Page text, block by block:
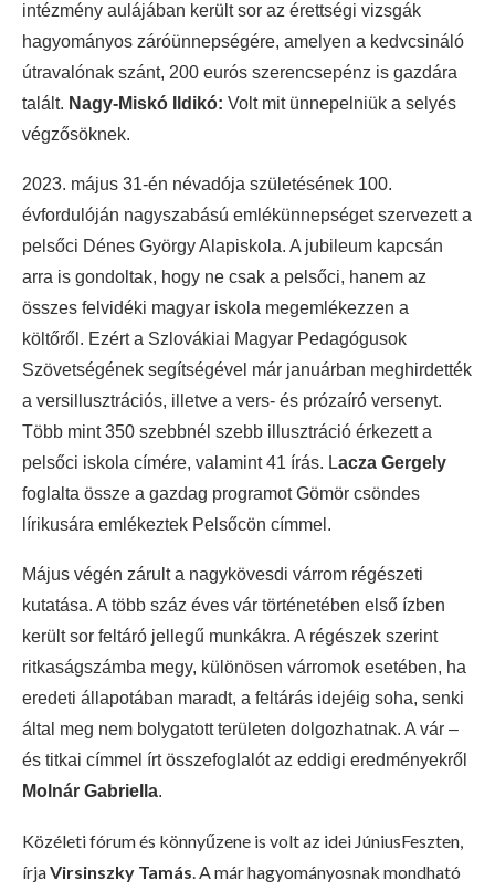
intézmény aulájában került sor az érettségi vizsgák
hagyományos záróünnepségére, amelyen a kedvcsináló
útravalónak szánt, 200 eurós szerencsepénz is gazdára
talált. Nagy-Miskó Ildikó: Volt mit ünnepelniük a selyés
végzősöknek.
2023. május 31-én névadója születésének 100.
évfordulóján nagyszabású emlékünnepséget szervezett a
pelsőci Dénes György Alapiskola. A jubileum kapcsán
arra is gondoltak, hogy ne csak a pelsőci, hanem az
összes felvidéki magyar iskola megemlékezzen a
költőről. Ezért a Szlovákiai Magyar Pedagógusok
Szövetségének segítségével már januárban meghirdették
a versillusztrációs, illetve a vers- és prózaíró versenyt.
Több mint 350 szebbnél szebb illusztráció érkezett a
pelsőci iskola címére, valamint 41 írás. Lacza Gergely
foglalta össze a gazdag programot Gömör csöndes
lírikusára emlékeztek Pelsőcön címmel.
Május végén zárult a nagykövesdi várrom régészeti
kutatása. A több száz éves vár történetében első ízben
került sor feltáró jellegű munkákra. A régészek szerint
ritkaságszámba megy, különösen várromok esetében, ha
eredeti állapotában maradt, a feltárás idejéig soha, senki
által meg nem bolygatott területen dolgozhatnak. A vár –
és titkai címmel írt összefoglalót az eddigi eredményekről
Molnár Gabriella.
Közéleti fórum és könnyűzene is volt az idei JúniusFeszten,
írjaVirsinszky Tamás. A már hagyományosnak mondható